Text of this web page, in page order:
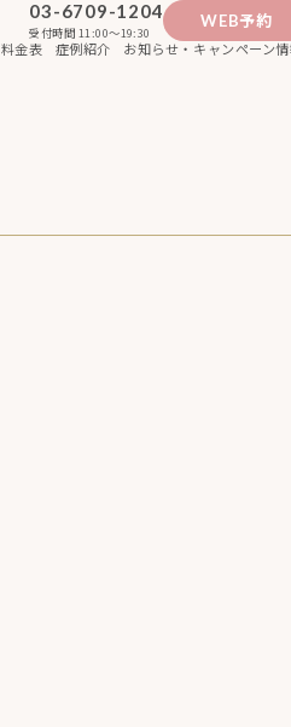
03-6709-1204
受付時間 11:00〜19:30
WEB予約
料金表 症例紹介 お知らせ・キャンペーン